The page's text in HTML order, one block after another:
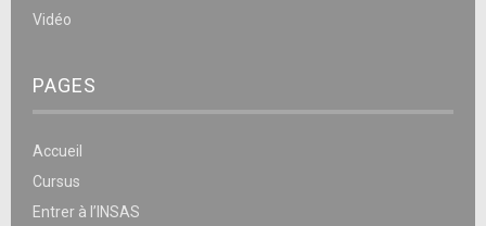
Vidéo
PAGES
Accueil
Cursus
Entrer à l’INSAS